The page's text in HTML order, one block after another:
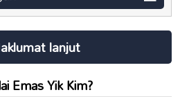
lanjut
Emas Yik Kim?